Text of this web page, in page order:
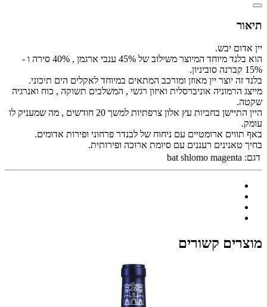
תיאור
יין אדום יבש.
הוא בלנד מיוחד המיוצר משילוב של 45% ענבי ארגמן , 40% סירה ו -
15% קברנה סוביניון.
בלנד זה יוצר יין מאוזן ומורכב המתאים במיוחד לאקלים הים תיכוני.
מייצג הרמוניה אוניברסלית ואיזון רגשי , המשלבים תשוקה , כוח ואנרגיה
שקטה.
היין התיישן בחביות עץ אלון צרפתיות למשך 20 חודשים , מה שמעניק לו
עומק.
באף תווים ארומטיים עם ניחוח של לבנדר פרחוני ופירות אדומים.
בחיך טאנינים רעננים עם סיומת ארוכה ופירותית.
דגם: bat shlomo magenta
מוצרים קשורים